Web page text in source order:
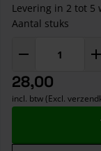
Levering in 2 tot 5
Aantal stuks
28,00
incl. btw (Excl.